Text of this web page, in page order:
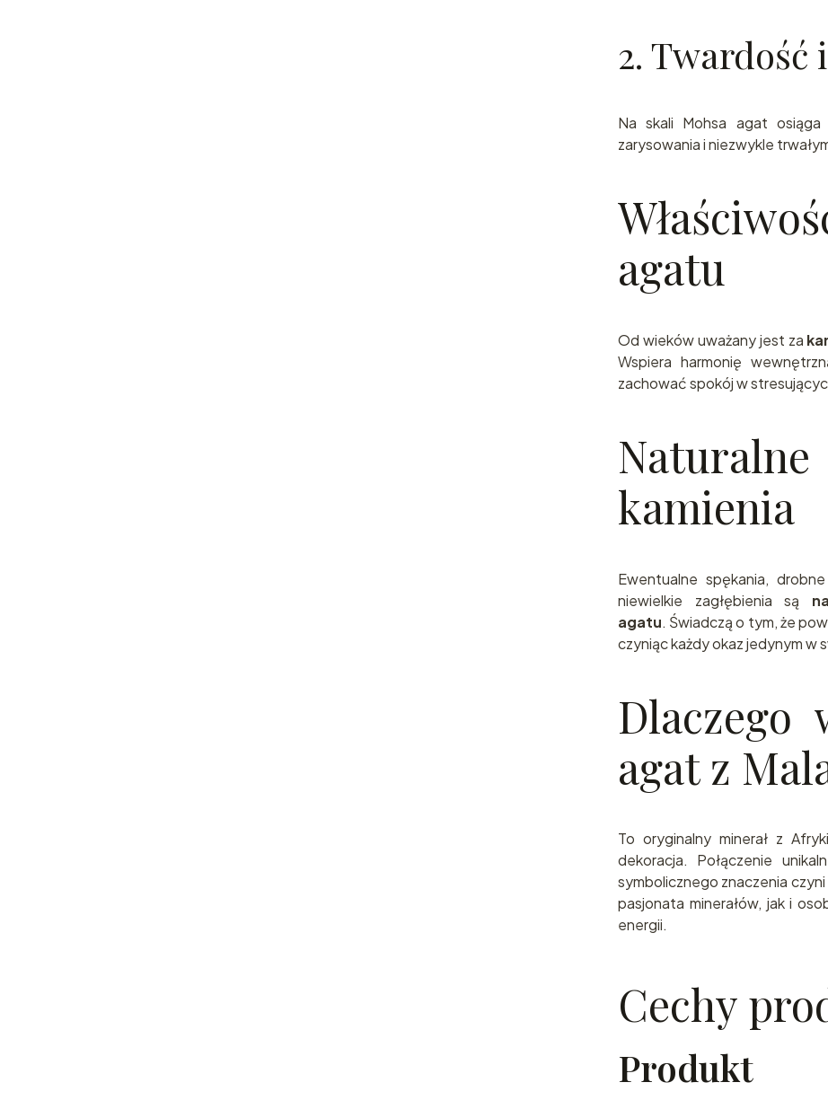
2. Twardość
Na skali Mohsa agat osiąga
zarysowania i niezwykle
agatu
Od wieków uważany jest za
Wspiera harmonię
zachować spokój w
kamienia
Ewentualne spękania,
niewielkie zagłębienia są
agatu. Świadczą o tym, że
czyniąc każdy okaz jedynym w
Dlaczego
agat z
To oryginalny minerał z
dekoracja. Połączenie
symbolicznego znaczenia
pasjonata minerałów, jak i
energii.
Cechy
Produkt